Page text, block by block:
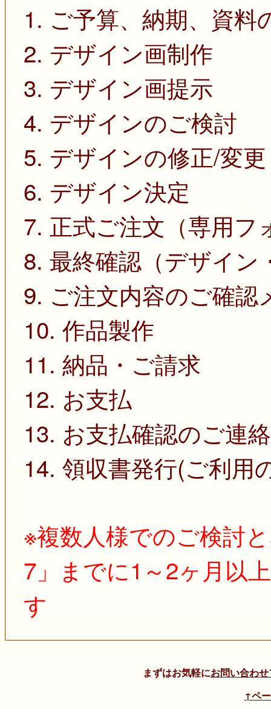
1. ご予算、納期、資料
2. デザイン画制作
3. デザイン画提示
4. デザインのご検討
5. デザインの修正/変更
6. デザイン決定
7. 正式ご注文（専用フ
8. 最終確認（デザイン
9. ご注文内容のご確認
10. 作品製作
11. 納品・ご請求
12. お支払
13. お支払確認のご連絡
14. 領収書発行(ご利用
※複数人様でのご検討
7」までに1～2ヶ月以
す
まずはお気軽にお問い合わ
↑ペ